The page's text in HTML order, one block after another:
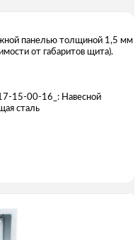
панелью толщиной 1,5 мм
от габаритов щита).
15-00-16_: Навесной
сталь